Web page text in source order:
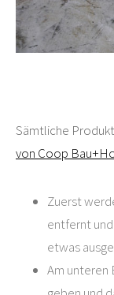
Sämtliche
von Coop
Zuerst
entfernt
etwas
Am unteren